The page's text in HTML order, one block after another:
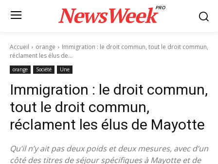
NewsWeekPRO
Accueil orange
Immigration : le droit commun, tout le droit commun,
réclament les élus de...
orange Société Une
Immigration : le droit commun,
tout le droit commun,
réclament les élus de Mayotte
Qu’il n’y ait pas deux poids et deux mesures, avec d’un
côté des titres de séjour spécifiques à Mayotte et de